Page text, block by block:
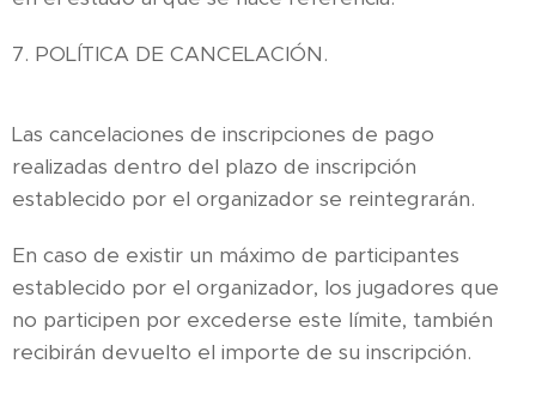
7. POLÍTICA DE CANCELACIÓN.
Las cancelaciones de inscripciones de pago
realizadas dentro del plazo de inscripción
establecido por el organizador se reintegrarán.
En caso de existir un máximo de participantes
establecido por el organizador, los jugadores que
no participen por excederse este límite, también
recibirán devuelto el importe de su inscripción.